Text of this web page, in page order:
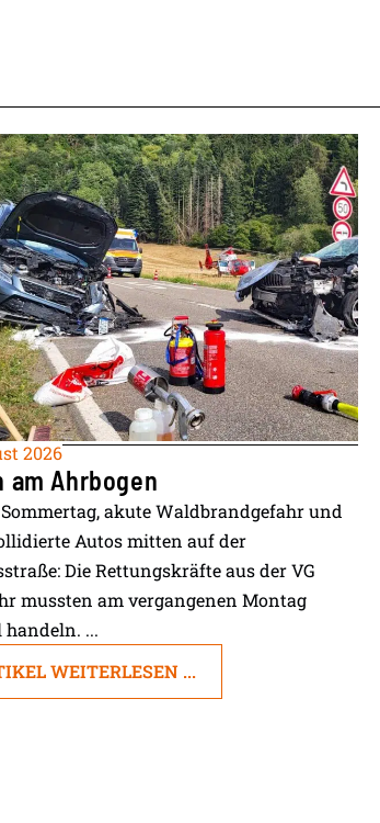
2026
am Ahrbogen
akute Waldbrandgefahr und
Autos mitten auf der
Die Rettungskräfte aus der VG
mussten am vergangenen Montag
handeln. ...
WEITERLESEN ...